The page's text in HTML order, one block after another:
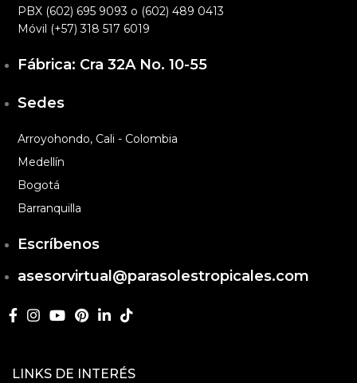
PBX (602) 695 9093 o (602) 489 0413
Móvil (+57) 318 517 6019
Fábrica: Cra 32A No. 10-55
Sedes
Arroyohondo, Cali - Colombia
Medellín
Bogotá
Barranquilla
Escríbenos
asesorvirtual@parasolestropicales.com
LINKS DE INTERÉS